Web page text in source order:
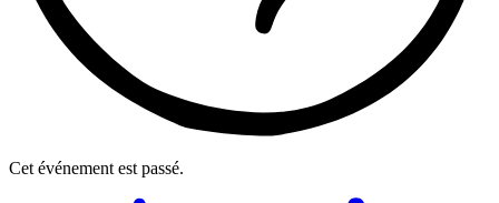
Cet événement est passé.